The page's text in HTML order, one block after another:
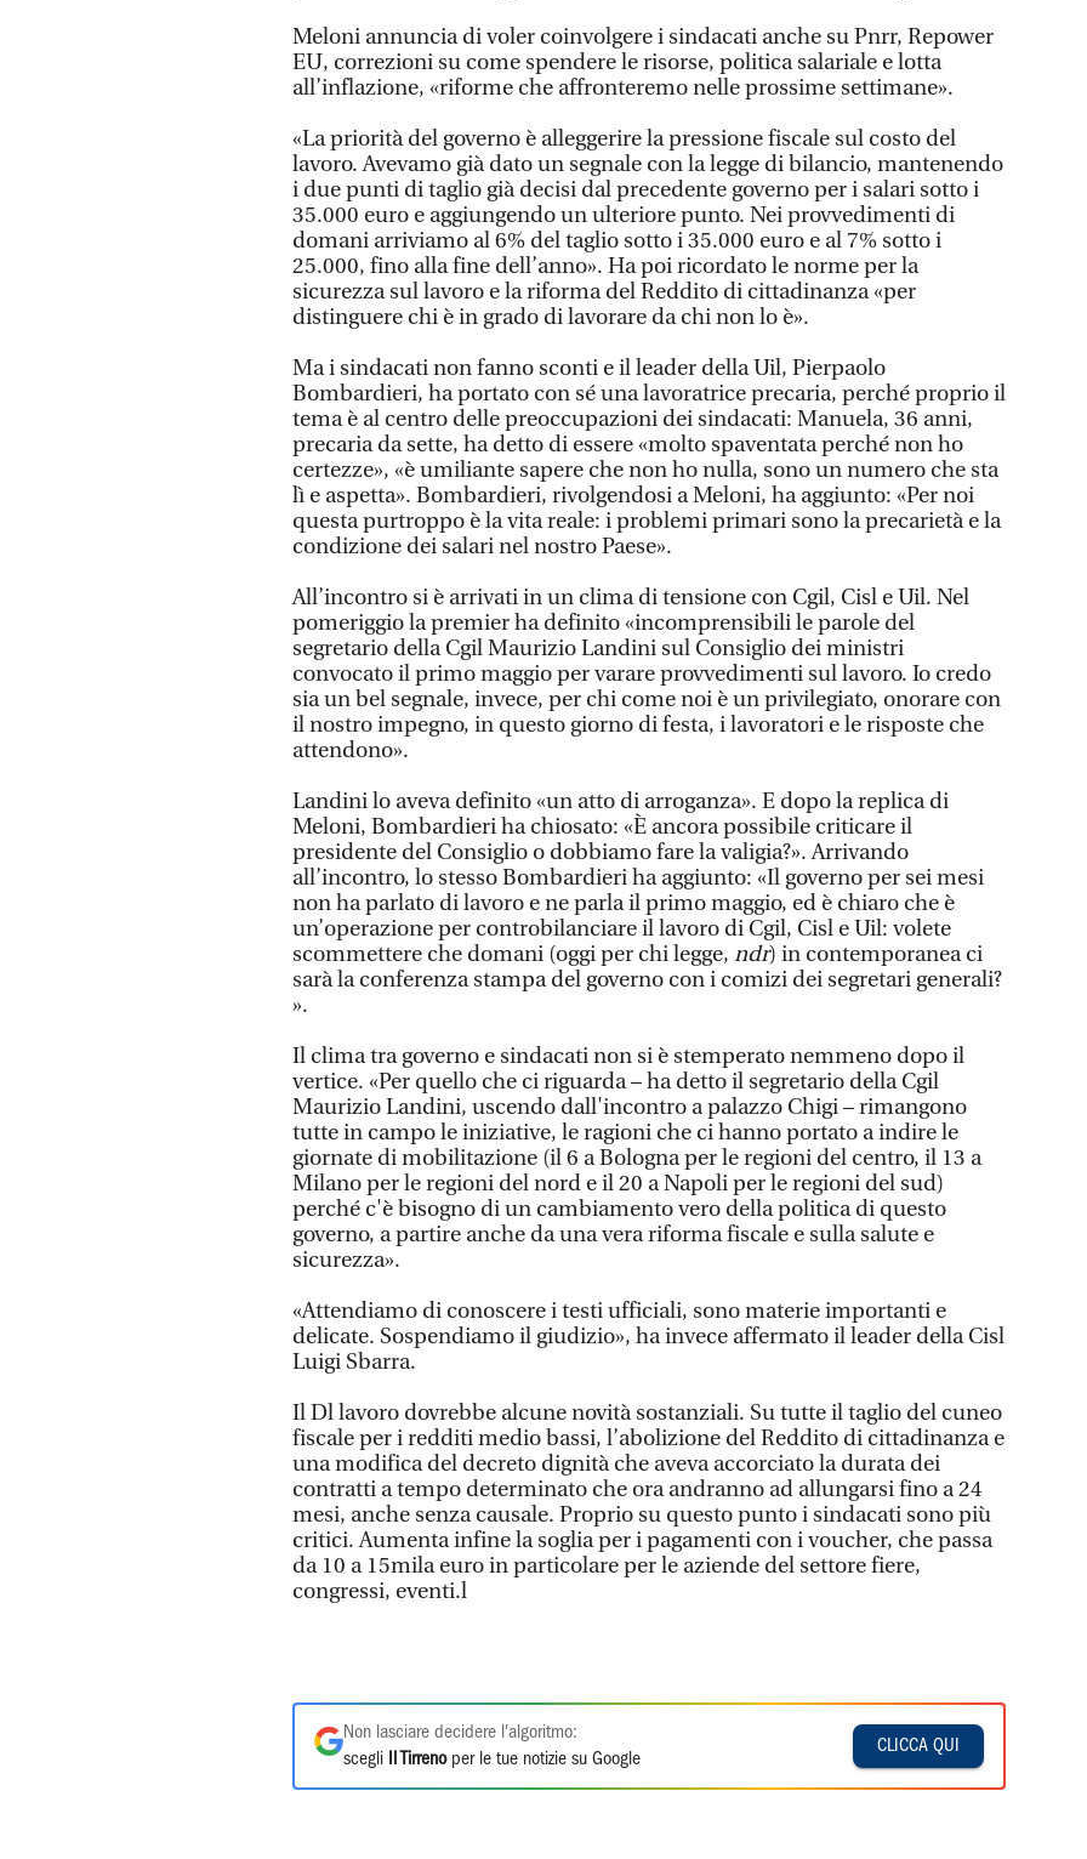
Meloni annuncia di voler coinvolgere i sindacati anche su Pnrr, Repower
EU, correzioni su come spendere le risorse, politica salariale e lotta
all’inflazione, «riforme che affronteremo nelle prossime settimane».
«La priorità del governo è alleggerire la pressione fiscale sul costo del
lavoro. Avevamo già dato un segnale con la legge di bilancio, mantenendo
i due punti di taglio già decisi dal precedente governo per i salari sotto i
35.000 euro e aggiungendo un ulteriore punto. Nei provvedimenti di
domani arriviamo al 6% del taglio sotto i 35.000 euro e al 7% sotto i
25.000, fino alla fine dell’anno». Ha poi ricordato le norme per la
sicurezza sul lavoro e la riforma del Reddito di cittadinanza «per
distinguere chi è in grado di lavorare da chi non lo è».
Ma i sindacati non fanno sconti e il leader della Uil, Pierpaolo
Bombardieri, ha portato con sé una lavoratrice precaria, perché proprio il
tema è al centro delle preoccupazioni dei sindacati: Manuela, 36 anni,
precaria da sette, ha detto di essere «molto spaventata perché non ho
certezze», «è umiliante sapere che non ho nulla, sono un numero che sta
lì e aspetta». Bombardieri, rivolgendosi a Meloni, ha aggiunto: «Per noi
questa purtroppo è la vita reale: i problemi primari sono la precarietà e la
condizione dei salari nel nostro Paese».
All’incontro si è arrivati in un clima di tensione con Cgil, Cisl e Uil. Nel
pomeriggio la premier ha definito «incomprensibili le parole del
segretario della Cgil Maurizio Landini sul Consiglio dei ministri
convocato il primo maggio per varare provvedimenti sul lavoro. Io credo
sia un bel segnale, invece, per chi come noi è un privilegiato, onorare con
il nostro impegno, in questo giorno di festa, i lavoratori e le risposte che
attendono».
Landini lo aveva definito «un atto di arroganza». E dopo la replica di
Meloni, Bombardieri ha chiosato: «È ancora possibile criticare il
presidente del Consiglio o dobbiamo fare la valigia?». Arrivando
all’incontro, lo stesso Bombardieri ha aggiunto: «Il governo per sei mesi
non ha parlato di lavoro e ne parla il primo maggio, ed è chiaro che è
un’operazione per controbilanciare il lavoro di Cgil, Cisl e Uil: volete
scommettere che domani (oggi per chi legge, ndr) in contemporanea ci
sarà la conferenza stampa del governo con i comizi dei segretari generali?
».
Il clima tra governo e sindacati non si è stemperato nemmeno dopo il
vertice. «Per quello che ci riguarda – ha detto il segretario della Cgil
Maurizio Landini, uscendo dall'incontro a palazzo Chigi – rimangono
tutte in campo le iniziative, le ragioni che ci hanno portato a indire le
giornate di mobilitazione (il 6 a Bologna per le regioni del centro, il 13 a
Milano per le regioni del nord e il 20 a Napoli per le regioni del sud)
perché c'è bisogno di un cambiamento vero della politica di questo
governo, a partire anche da una vera riforma fiscale e sulla salute e
sicurezza».
«Attendiamo di conoscere i testi ufficiali, sono materie importanti e
delicate. Sospendiamo il giudizio», ha invece affermato il leader della Cisl
Luigi Sbarra.
Il Dl lavoro dovrebbe alcune novità sostanziali. Su tutte il taglio del cuneo
fiscale per i redditi medio bassi, l’abolizione del Reddito di cittadinanza e
una modifica del decreto dignità che aveva accorciato la durata dei
contratti a tempo determinato che ora andranno ad allungarsi fino a 24
mesi, anche senza causale. Proprio su questo punto i sindacati sono più
critici. Aumenta infine la soglia per i pagamenti con i voucher, che passa
da 10 a 15mila euro in particolare per le aziende del settore fiere,
congressi, eventi.l
Non lasciare decidere l'algoritmo:
scegli
Il Tirrenoper le tue notizie su Google
CLICCA QUI